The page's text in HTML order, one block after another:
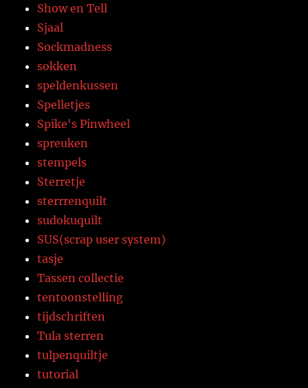
Show en Tell
Sjaal
Sockmadness
sokken
speldenkussen
Spelletjes
Spike's Pinwheel
spreuken
stempels
Sterretje
sterrrenquilt
sudokuquilt
SUS(scrap user system)
tasje
Tassen collectie
tentoonstelling
tijdschriften
Tula sterren
tulpenquiltje
tutorial